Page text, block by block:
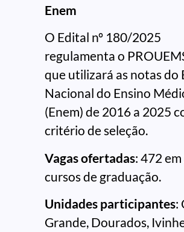
Enem
O Edital nº 180/2025
regulamenta o
que utilizará as notas do
Nacional do Ensino
(Enem) de 2016 a 2025
critério de seleção.
Vagas ofertadas: 472
cursos de graduação.
Unidades participantes:
Grande, Dourados,